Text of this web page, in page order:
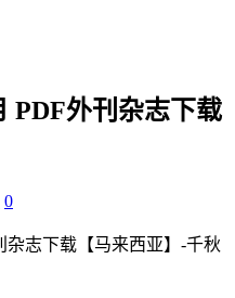
PDF外刊杂志下载
0